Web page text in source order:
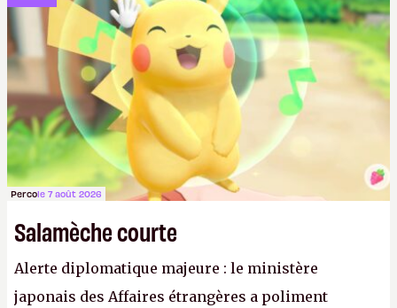
Percole 7 août 2026
Salamèche courte
Alerte diplomatique majeure : le ministère
japonais des Affaires étrangères a poliment